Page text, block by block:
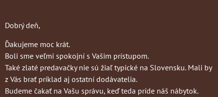
Dobrý deň,
Ďakujeme moc krát.
Boli sme veľmi spokojní s Vašim prístupom.
Také zlaté predavačky nie sú žiaľ typické na Slovensku. Mali by
z Vás brať príklad aj ostatní dodávatelia.
Budeme čakať na Vašu správu, keď teda príde náš nábytok.